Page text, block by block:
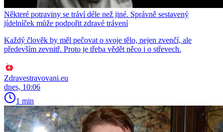
Některé potraviny se tráví déle než jiné. Správně sestavený
jídelníček může podpořit zdravé trávení
Každý člověk by měl pečovat o svoje tělo, nejen zvenčí, ale
především zevnitř. Proto je třeba vědět něco i o střevech.
Zdravestravovani.eu
dnes, 10:06
1 min